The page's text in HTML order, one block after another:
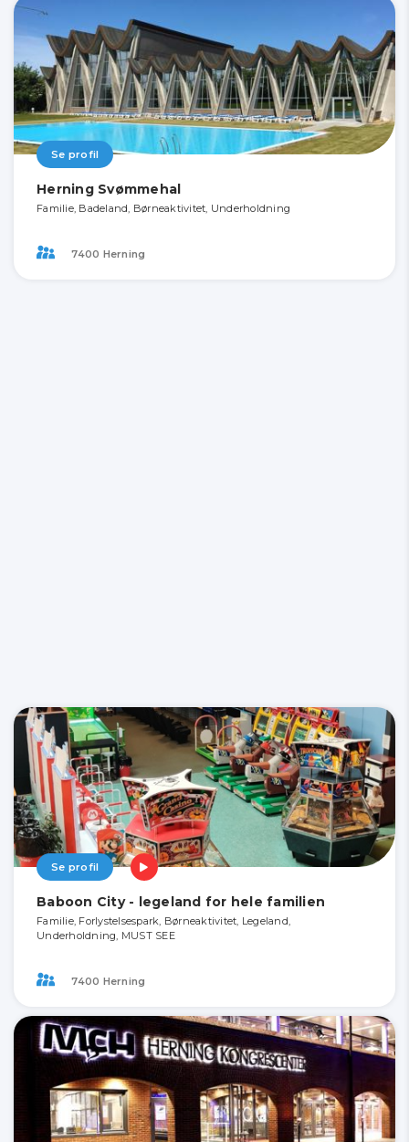
Se profil
Herning Svømmehal
Familie, Badeland, Børneaktivitet, Underholdning
7400 Herning
Se profil
Baboon City - legeland for hele familien
Familie, Forlystelsespark, Børneaktivitet, Legeland,
Underholdning, MUST SEE
7400 Herning